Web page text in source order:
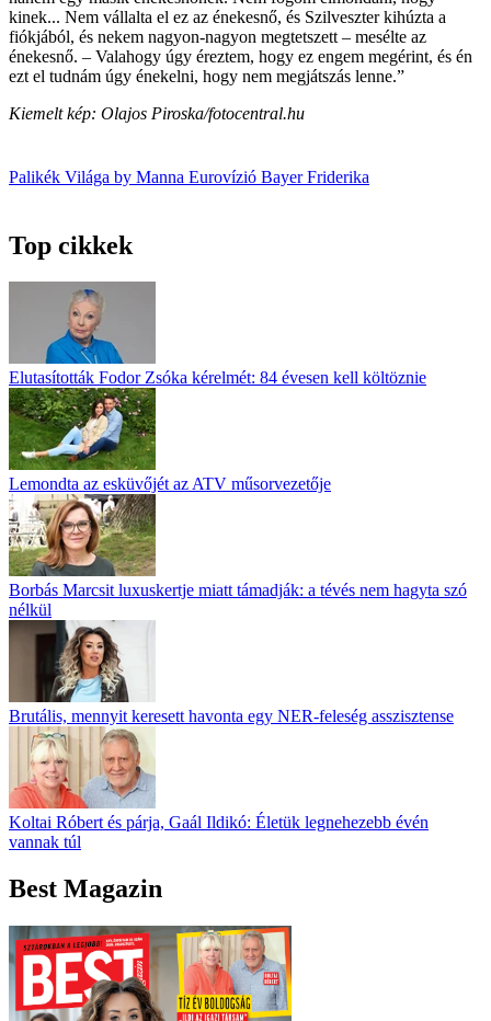
kinek... Nem vállalta el ez az énekesnő, és Szilveszter kihúzta a
fiókjából, és nekem nagyon-nagyon megtetszett – mesélte az
énekesnő. – Valahogy úgy éreztem, hogy ez engem megérint, és én
ezt el tudnám úgy énekelni, hogy nem megjátszás lenne.”
Kiemelt kép: Olajos Piroska/fotocentral.hu
Palikék Világa by Manna Eurovízió Bayer Friderika
Top cikkek
Elutasították Fodor Zsóka kérelmét: 84 évesen kell költöznie
Lemondta az esküvőjét az ATV műsorvezetője
Borbás Marcsit luxuskertje miatt támadják: a tévés nem hagyta szó
nélkül
Brutális, mennyit keresett havonta egy NER-feleség asszisztense
Koltai Róbert és párja, Gaál Ildikó: Életük legnehezebb évén
vannak túl
Best Magazin